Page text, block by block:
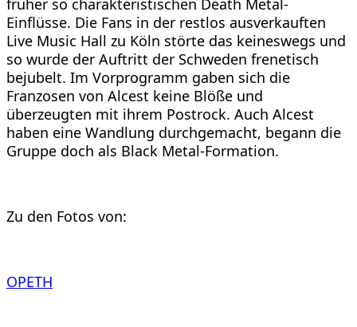
früher so charakteristischen Death Metal-
Einflüsse. Die Fans in der restlos ausverkauften
Live Music Hall zu Köln störte das keineswegs und
so wurde der Auftritt der Schweden frenetisch
bejubelt. Im Vorprogramm gaben sich die
Franzosen von Alcest keine Blöße und
überzeugten mit ihrem Postrock. Auch Alcest
haben eine Wandlung durchgemacht, begann die
Gruppe doch als Black Metal-Formation.
Zu den Fotos von:
OPETH